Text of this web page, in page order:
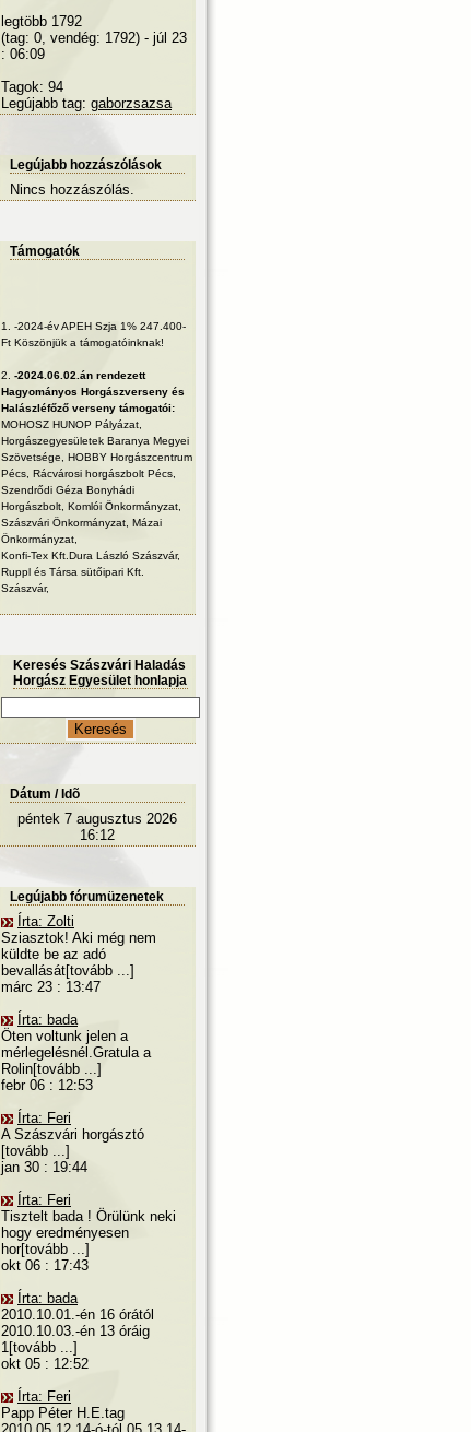
legtöbb 1792
(tag: 0, vendég: 1792) - júl 23
: 06:09
Tagok: 94
Legújabb tag: gaborzsazsa
Legújabb hozzászólások
Nincs hozzászólás.
Támogatók
1.
-2024-év APEH Szja 1% 247.400-
Ft Köszönjük a támogatóinknak!
2.
-2024.06.02.án rendezett
Hagyományos Horgászverseny és
Halászléfőző verseny támogatói:
MOHOSZ HUNOP Pályázat,
Horgászegyesületek Baranya Megyei
Szövetsége, HOBBY Horgászcentrum
Pécs, Rácvárosi horgászbolt Pécs,
Szendrődi Géza Bonyhádi
Horgászbolt, Komlói Önkormányzat,
Szászvári Önkormányzat, Mázai
Önkormányzat,
Konfi-Tex Kft.Dura László Szászvár,
Ruppl és Társa sütőipari Kft.
Szászvár,
Keresés Szászvári Haladás
Horgász Egyesület honlapja
Dátum / Idõ
péntek 7 augusztus 2026
16:12
Legújabb fórumüzenetek
Írta: Zolti
Sziasztok! Aki még nem
küldte be az adó
bevallását[tovább ...]
márc 23 : 13:47
Írta: bada
Öten voltunk jelen a
mérlegelésnél.Gratula a
Rolin[tovább ...]
febr 06 : 12:53
Írta: Feri
A Szászvári horgásztó
[tovább ...]
jan 30 : 19:44
Írta: Feri
Tisztelt bada ! Örülünk neki
hogy eredményesen
hor[tovább ...]
okt 06 : 17:43
Írta: bada
2010.10.01.-én 16 órától
2010.10.03.-én 13 óráig
1[tovább ...]
okt 05 : 12:52
Írta: Feri
Papp Péter H.E.tag